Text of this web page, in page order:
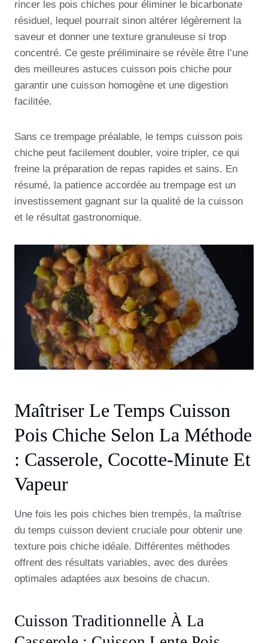
rincer les pois chiches pour éliminer le bicarbonate
résiduel, lequel pourrait sinon altérer légèrement la
saveur et donner une texture granuleuse si trop
concentré. Ce geste préliminaire se révèle être l’une
des meilleures astuces cuisson pois chiche pour
garantir une cuisson homogène et une digestion
facilitée.
Sans ce trempage préalable, le temps cuisson pois
chiche peut facilement doubler, voire tripler, ce qui
freine la préparation de repas rapides et sains. En
résumé, la patience accordée au trempage est un
investissement gagnant sur la qualité de la cuisson
et le résultat gastronomique.
Maîtriser Le Temps Cuisson
Pois Chiche Selon La Méthode
: Casserole, Cocotte-Minute Et
Vapeur
Une fois les pois chiches bien trempés, la maîtrise
du temps cuisson devient cruciale pour obtenir une
texture pois chiche idéale. Différentes méthodes
offrent des résultats variables, avec des durées
optimales adaptées aux besoins de chacun.
Cuisson Traditionnelle À La